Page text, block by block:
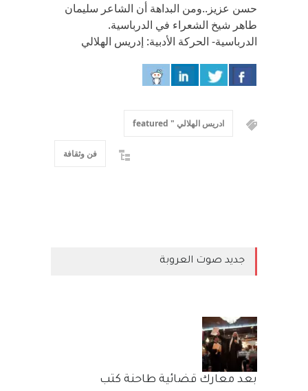
حسن عزيز..ومن البداهة أن الشاعر سليمان
طاهر شيخ الشعراء في الدرباسية.
الدرباسية- الحركة الأدبية: إدريس الهلالي
ادريس الهلالي " featured
فن وثقافة
جديد صوت العروبة
بعد معارك قضائية طاحنة كتب